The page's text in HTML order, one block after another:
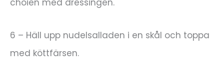
choien med dressingen.
6 – Häll upp nudelsalladen i en skål och toppa
med köttfärsen.